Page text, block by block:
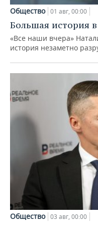
Общество 01 авг, 00:00
Большая история
«Все наши вчера»
история незаметно
Общество 03 авг, 00:00